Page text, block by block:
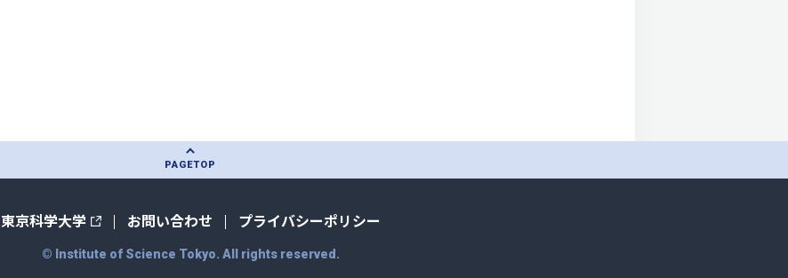
PAGETOP
東京科学大学 お問い合わせ プライバシーポリシー
© Institute of Science Tokyo. All rights reserved.